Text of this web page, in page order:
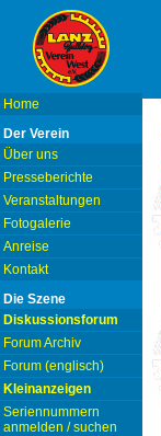
Home
Der Verein
Über uns
Presseberichte
Veranstaltungen
Fotogalerie
Anreise
Kontakt
Die Szene
Diskussionsforum
Forum Archiv
Forum (englisch)
Kleinanzeigen
Seriennummern
anmelden / suchen